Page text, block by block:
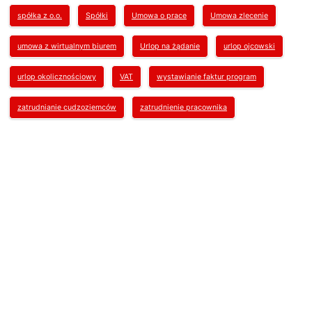
spółka z o.o. Spółki Umowa o prace Umowa zlecenie
umowa z wirtualnym biurem Urlop na żądanie urlop ojcowski
urlop okolicznościowy VAT wystawianie faktur program
zatrudnianie cudzoziemców zatrudnienie pracownika